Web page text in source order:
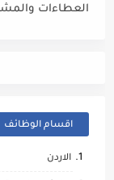
العطاءات
اقسام الوظائف
الاردن